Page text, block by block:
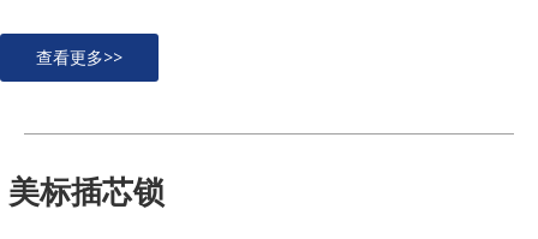
查看更多>>
美标插芯锁